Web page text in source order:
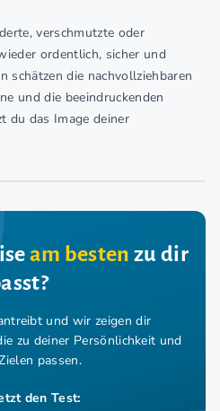
verschmutzte oder
ordentlich, sicher und
schätzen die nachvollziehbaren
und die beeindruckenden
du das Image deiner
am besten zu dir
und wir zeigen dir
zu deiner Persönlichkeit und
passen.
den Test: